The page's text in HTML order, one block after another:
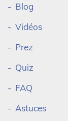
Blog
Vidéos
Prez
Quiz
FAQ
Astuces